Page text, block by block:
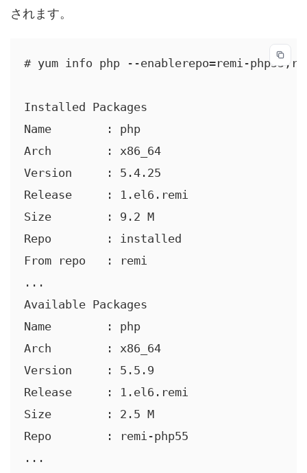
されます。
# yum info php --enablerepo=remi-
Installed Packages
Name        : php
Arch        : x86_64
Version     : 5.4.25
Release     : 1.el6.remi
Size        : 9.2 M
Repo        : installed
From repo   : remi
...
Available Packages
Name        : php
Arch        : x86_64
Version     : 5.5.9
Release     : 1.el6.remi
Size        : 2.5 M
Repo        : remi-php55
...